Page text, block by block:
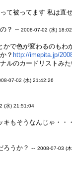
て被ってます 私は直
の？ --2008-07-02 (水)
かで色が変わるのも
？ http://imepita.jp/
のカードリストみ
07-02 (水) 21:42:26
(水) 21:51:04
キもそうなんじゃ・・
ろうか？ --2008-07-03 (